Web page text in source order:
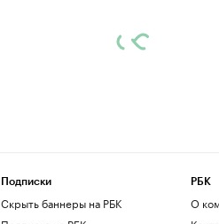
Подписки
Скрыть баннеры на РБК
РБК
О